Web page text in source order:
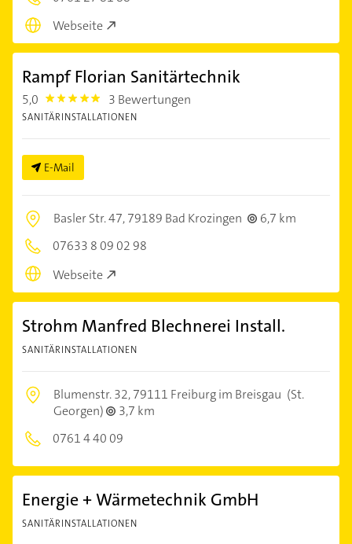
Webseite
Rampf Florian Sanitärtechnik
5,0 5.0 3 Bewertungen
SANITÄRINSTALLATIONEN
E-Mail
Basler Str. 47,79189 Bad Krozingen
6,7 km
07633 8 09 02 98
Webseite
Strohm Manfred Blechnerei Install.
SANITÄRINSTALLATIONEN
Blumenstr. 32,79111 Freiburg im Breisgau (St.
Georgen)
3,7 km
0761 4 40 09
Energie + Wärmetechnik GmbH
SANITÄRINSTALLATIONEN